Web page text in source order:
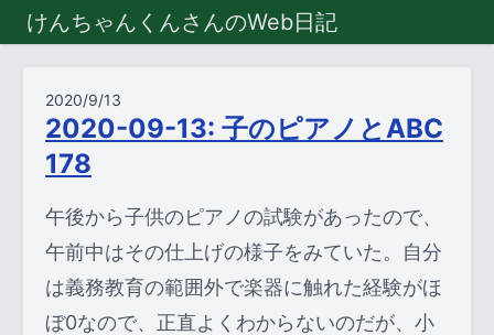
けんちゃんくんさんのWeb日記
2020/9/13
2020-09-13: 子のピアノとABC
178
午後から子供のピアノの試験があったので、
午前中はその仕上げの様子をみていた。自分
は義務教育の範囲外で楽器に触れた経験がほ
ぼ0なので、正直よくわからないのだが、小